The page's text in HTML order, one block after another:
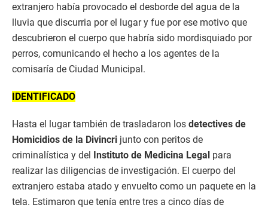
extranjero había provocado el desborde del agua de la
lluvia que discurria por el lugar y fue por ese motivo que
descubrieron el cuerpo que habría sido mordisquiado por
perros, comunicando el hecho a los agentes de la
comisaría de Ciudad Municipal.
IDENTIFICADO
Hasta el lugar también de trasladaron los detectives de
Homicidios de la Divincri junto con peritos de
criminalística y del Instituto de Medicina Legal para
realizar las diligencias de investigación. El cuerpo del
extranjero estaba atado y envuelto como un paquete en la
tela. Estimaron que tenía entre tres a cinco días de